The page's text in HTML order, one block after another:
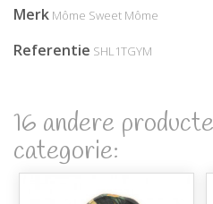
Merk Môme Sweet Môme
Referentie SHL1TGYM
16 andere
categorie: